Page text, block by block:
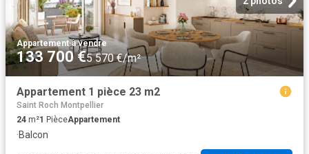
Appartement·à vendre
133 700 €5 570 €/m²
Appartement 1 pièce 23 m2
Saint Roch Montpellier
24 m²1 PièceAppartement
·Balcon